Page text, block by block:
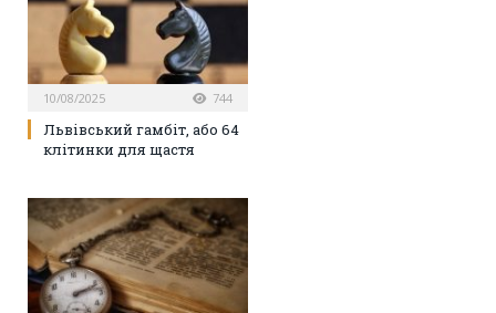
10/08/2025 744
Львівський гамбіт, або 64
клітинки для щастя